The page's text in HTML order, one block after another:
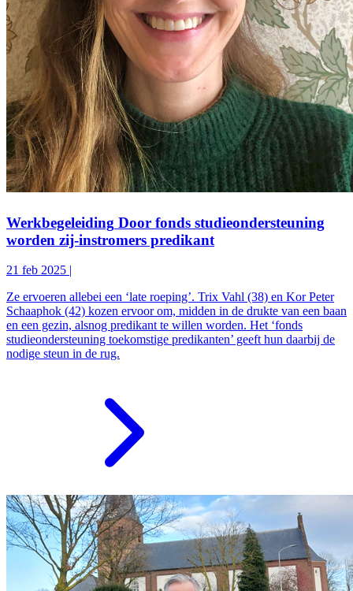
Werkbegeleiding Door fonds studieondersteuning
worden zij-instromers predikant
21 feb 2025 |
Ze ervoeren allebei een ‘late roeping’. Trix Vahl (38) en Kor Peter
Schaaphok (42) kozen ervoor om, midden in de drukte van een baan
en een gezin, alsnog predikant te willen worden. Het ‘fonds
studieondersteuning toekomstige predikanten’ geeft hun daarbij de
nodige steun in de rug.